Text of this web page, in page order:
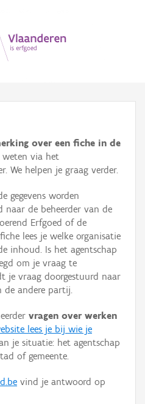
over een fiche in de
via het
We helpen je graag verder.
gegevens worden
naar de beheerder van de
Erfgoed of de
lees je welke organisatie
inhoud. Is het agentschap
om je vraag te
je vraag doorgestuurd naar
de andere partij.
vragen over werken
lees je bij wie je
je situatie: het agentschap
of gemeente.
vind je antwoord op